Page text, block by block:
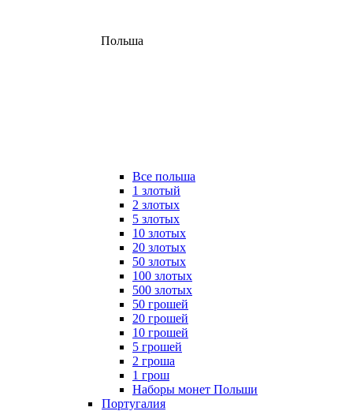
Польша
Все польша
1 злотый
2 злотых
5 злотых
10 злотых
20 злотых
50 злотых
100 злотых
500 злотых
50 грошей
20 грошей
10 грошей
5 грошей
2 гроша
1 грош
Наборы монет Польши
Португалия